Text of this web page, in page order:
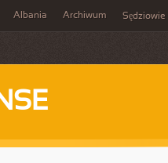
Albania Archiwum Sędziowie